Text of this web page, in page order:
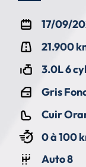
17/09/
21.900
3.0L 6
Gris
Cuir
0 à 100
Auto 8